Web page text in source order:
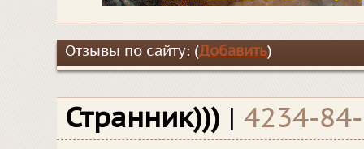
Отзывы по сайту: (Добавить)
Странник))) | 4234-